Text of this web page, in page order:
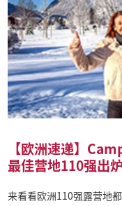
【欧洲速递】
最佳营地110强出炉
来看看欧洲110强露营地都